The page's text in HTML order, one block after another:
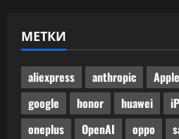
не
прошла
ручного
код-
ревью
МЕТКИ
aliexpress anthropic Apple
google
honor huawei
oneplus
OpenAI oppo